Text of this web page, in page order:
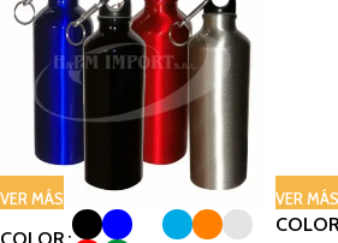
VER MÁS
COLOR
VER MÁS
COLOR